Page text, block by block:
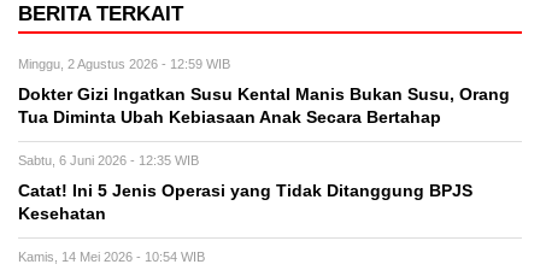
BERITA TERKAIT
Minggu, 2 Agustus 2026 - 12:59 WIB
Dokter Gizi Ingatkan Susu Kental Manis Bukan Susu, Orang
Tua Diminta Ubah Kebiasaan Anak Secara Bertahap
Sabtu, 6 Juni 2026 - 12:35 WIB
Catat! Ini 5 Jenis Operasi yang Tidak Ditanggung BPJS
Kesehatan
Kamis, 14 Mei 2026 - 10:54 WIB